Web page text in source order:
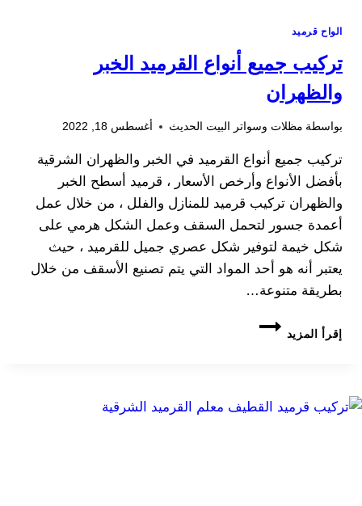
الواح قرميد
تركيب جميع أنواع القرميد الخبر
والظهران
بواسطة مظلات وسواتر البيت الحديث أغسطس 18, 2022
تركيب جميع أنواع القرميد في الخبر والظهران الشرقية
بأفضل الأنواع وأرخص الأسعار ، قرميد أسطح الخبر
والظهران تركيب قرميد للمنازل والفلل ، من خلال عمل
أعمدة جسور لتحمل السقف وعمل الشكل هرمي على
شكل خيمة لتوفير شكل عصري جميل للقرميد ، حيث
يعتبر أنه هو أحد المواد التي يتم تصنيع الأسقف من خلال
بطريقة متنوعة…
إقرأ المزيد
تركيب
جميع
والظهران